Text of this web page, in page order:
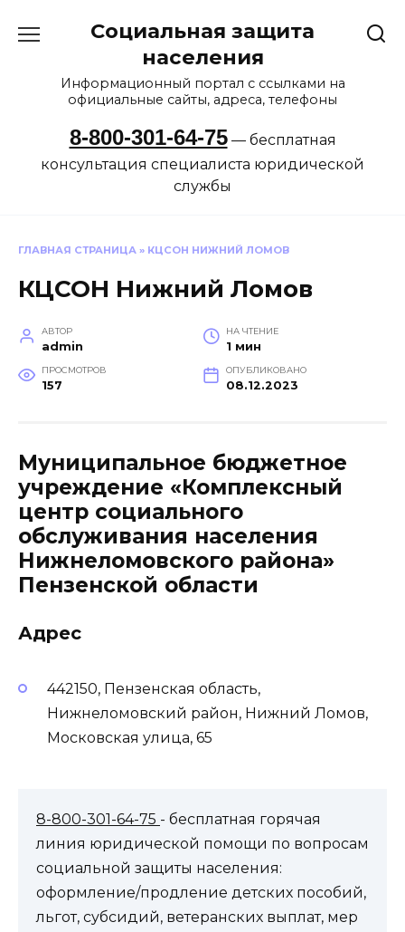
Социальная защита
населения
Информационный портал с ссылками на
официальные сайты, адреса, телефоны
8-800-301-64-75— бесплатная
консультация специалиста юридической
службы
ГЛАВНАЯ СТРАНИЦА » КЦСОН НИЖНИЙ ЛОМОВ
КЦСОН Нижний Ломов
АВТОР
admin
НА ЧТЕНИЕ
1 мин
ПРОСМОТРОВ
157
ОПУБЛИКОВАНО
08.12.2023
Муниципальное бюджетное
учреждение «Комплексный
центр социального
обслуживания населения
Нижнеломовского района»
Пензенской области
Адрес
442150, Пензенская область,
Нижнеломовский район, Нижний Ломов,
Московская улица, 65
8-800-301-64-75 - бесплатная горячая
линия юридической помощи по вопросам
социальной защиты населения:
оформление/продление детских пособий,
льгот, субсидий, ветеранских выплат, мер